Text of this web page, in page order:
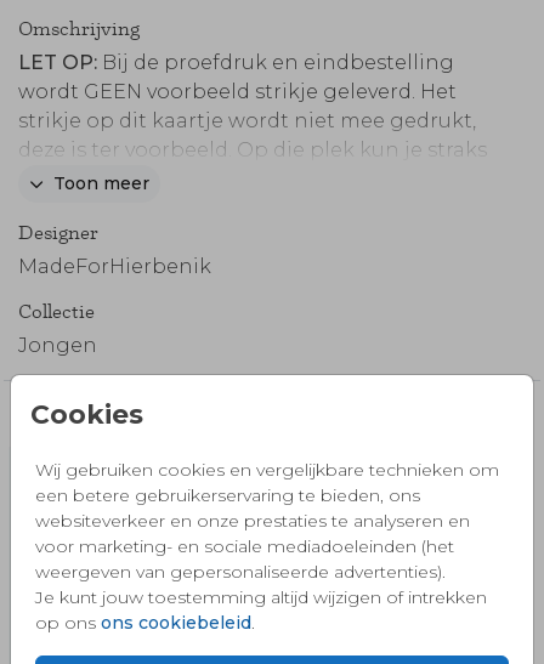
Cookies
Wij gebruiken cookies en vergelijkbare technieken om
een betere gebruikerservaring te bieden, ons
websiteverkeer en onze prestaties te analyseren en
voor marketing- en sociale mediadoeleinden (het
weergeven van gepersonaliseerde advertenties).
Je kunt jouw toestemming altijd wijzigen of intrekken
op ons ons cookiebeleid.
Omschrijving
LET OP: Bij de proefdruk en eindbestelling
wordt GEEN voorbeeld strikje geleverd. Het
strikje op dit kaartje wordt niet mee gedrukt,
deze is ter voorbeeld. Op die plek kun je straks
zelf het échte strikje plakken.
simpel ontwerp. Verander de kleuren, teksten
en lettertypes en maak zo je eigen kaartje. Het
speciaal.
Er zijn 6 kleuren strikjes namelijk:
mintgroen,goud,peachofolijfgroen
Een zakje met 25 strikjes kost € 6,25.
Toon meer
Designer
MadeForHierbenik
Collectie
Jongen
Misschien vind je dit ook mooi 🧡